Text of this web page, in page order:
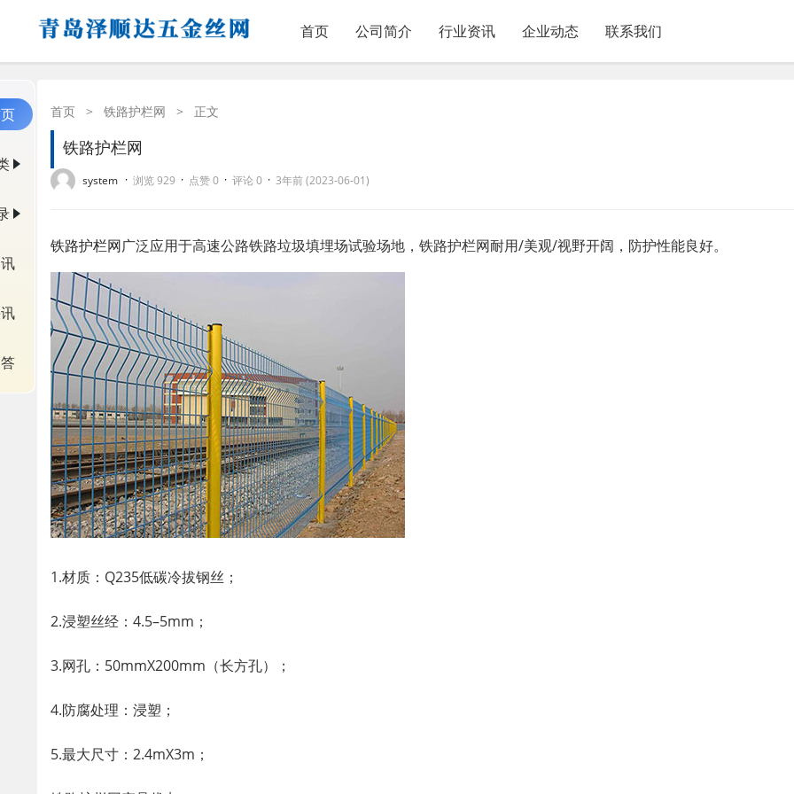
首页 公司简介 行业资讯 企业动态 联系我们
首页 > 铁路护栏网 > 正文
铁路护栏网
system · 浏览 929 · 点赞 0 · 评论 0 · 3年前 (2023-06-01)
铁路护栏网广泛应用于高速公路铁路垃圾填埋场试验场地，铁路护栏网耐用/美观/视野开阔，防护性能良好。
1.材质：Q235低碳冷拔钢丝；
2.浸塑丝经：4.5–5mm；
3.网孔：50mmX200mm（长方孔）；
4.防腐处理：浸塑；
5.最大尺寸：2.4mX3m；